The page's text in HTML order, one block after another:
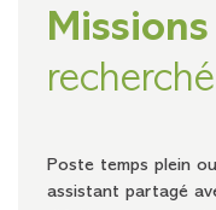
Missions
recherché
Poste temps plein
assistant partagé